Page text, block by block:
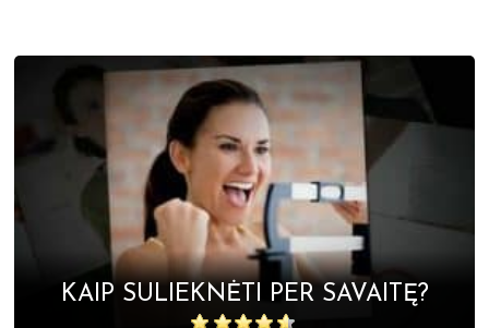
KAIP SULIEKNĖTI PER SAVAITĘ?